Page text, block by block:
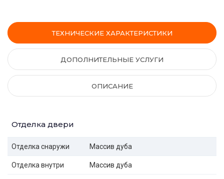
ТЕХНИЧЕСКИЕ ХАРАКТЕРИСТИКИ
ДОПОЛНИТЕЛЬНЫЕ УСЛУГИ
ОПИСАНИЕ
Отделка двери
Отделка снаружи Массив дуба
Отделка внутри Массив дуба